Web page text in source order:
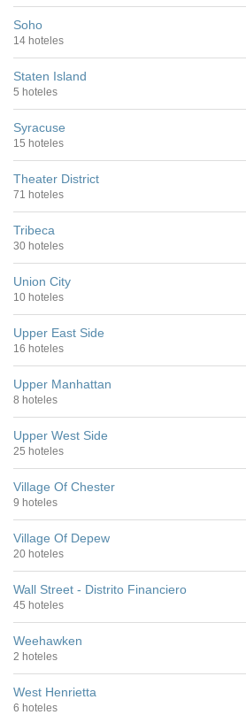
Soho
14 hoteles
Staten Island
5 hoteles
Syracuse
15 hoteles
Theater District
71 hoteles
Tribeca
30 hoteles
Union City
10 hoteles
Upper East Side
16 hoteles
Upper Manhattan
8 hoteles
Upper West Side
25 hoteles
Village Of Chester
9 hoteles
Village Of Depew
20 hoteles
Wall Street - Distrito Financiero
45 hoteles
Weehawken
2 hoteles
West Henrietta
6 hoteles